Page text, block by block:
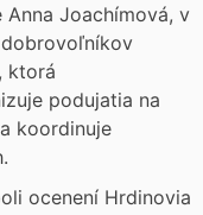
Joachímová, v
ktorá
podujatia na
koordinuje
ocenení Hrdinovia